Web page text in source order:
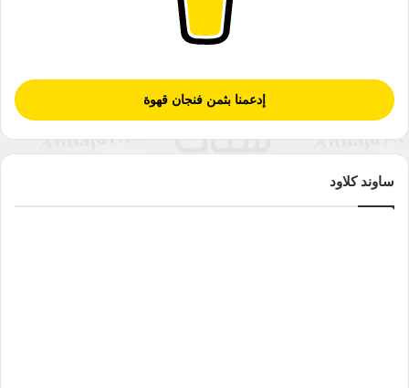
إدعمنا بثمن فنجان قهوة
ساوند كلاود